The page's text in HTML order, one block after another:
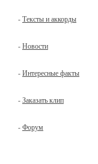
- Тексты и аккорды
- Новости
- Интересные факты
- Заказать клип
- Форум